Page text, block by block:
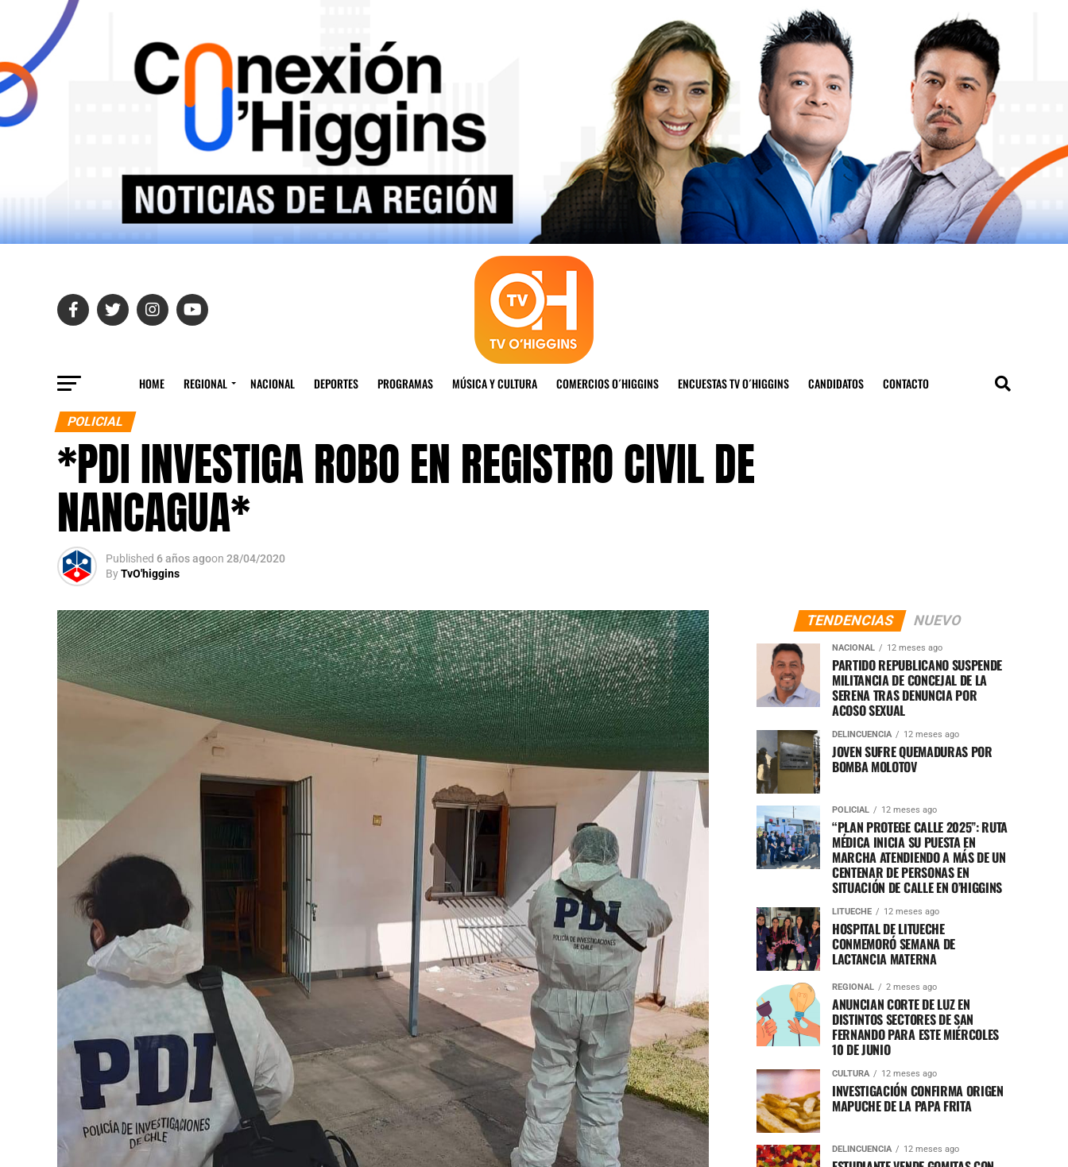
HOME REGIONAL NACIONAL DEPORTES PROGRAMAS MÚSICA Y CULTURA COMERCIOS O´HIGGINS ENCUESTAS TV O´HIGGINS CANDIDATOS CONTACTO
POLICIAL
*PDI INVESTIGA ROBO EN REGISTRO CIVIL DE
NANCAGUA*
Published 6 años agoon 28/04/2020
ByTvO'higgins
TENDENCIAS NUEVO
NACIONAL 12 meses ago
PARTIDO REPUBLICANO SUSPENDE
MILITANCIA DE CONCEJAL DE LA
SERENA TRAS DENUNCIA POR
ACOSO SEXUAL
DELINCUENCIA 12 meses ago
JOVEN SUFRE QUEMADURAS POR
BOMBA MOLOTOV
POLICIAL 12 meses ago
“PLAN PROTEGE CALLE 2025”: RUTA
MÉDICA INICIA SU PUESTA EN
MARCHA ATENDIENDO A MÁS DE UN
CENTENAR DE PERSONAS EN
SITUACIÓN DE CALLE EN O’HIGGINS
LITUECHE 12 meses ago
HOSPITAL DE LITUECHE
CONMEMORÓ SEMANA DE
LACTANCIA MATERNA
REGIONAL 2 meses ago
ANUNCIAN CORTE DE LUZ EN
DISTINTOS SECTORES DE SAN
FERNANDO PARA ESTE MIÉRCOLES
10 DE JUNIO
CULTURA 12 meses ago
INVESTIGACIÓN CONFIRMA ORIGEN
MAPUCHE DE LA PAPA FRITA
DELINCUENCIA 12 meses ago